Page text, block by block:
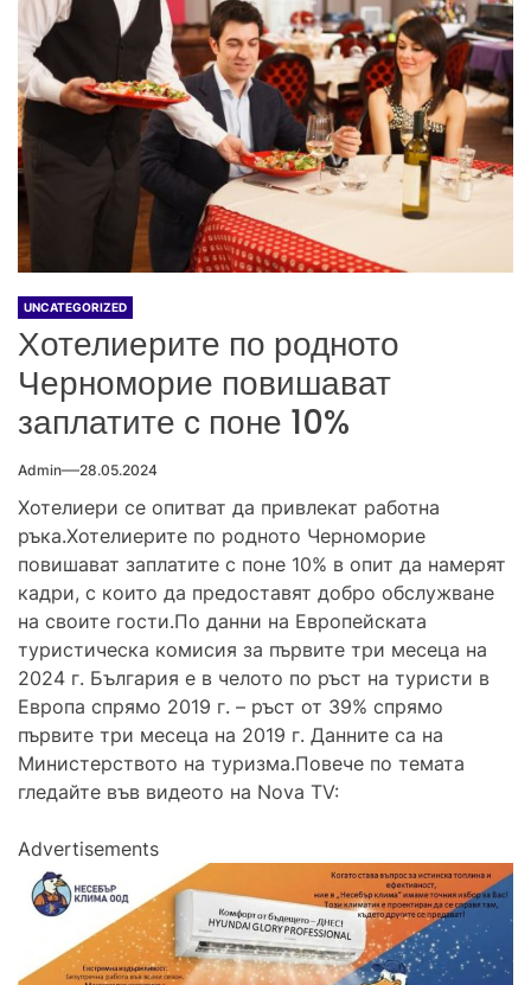
UNCATEGORIZED
Хотелиерите по родното
Черноморие повишават
заплатите с поне 10%
Admin 28.05.2024
Хотелиери се опитват да привлекат работна
ръка.Хотелиерите по родното Черноморие
повишават заплатите с поне 10% в опит да намерят
кадри, с които да предоставят добро обслужване
на своите гости.По данни на Европейската
туристическа комисия за първите три месеца на
2024 г. България е в челото по ръст на туристи в
Европа спрямо 2019 г. – ръст от 39% спрямо
първите три месеца на 2019 г. Данните са на
Министерството на туризма.Повече по темата
гледайте във видеото на Nova TV:
Advertisements